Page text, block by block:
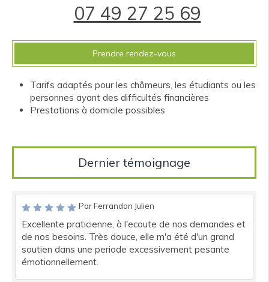
07 49 27 25 69
Prendre rendez-vous
Tarifs adaptés pour les chômeurs, les étudiants ou les
personnes ayant des difficultés financières
Prestations à domicile possibles
Dernier témoignage
Par Ferrandon Julien
Excellente praticienne, à l'ecoute de nos demandes et
de nos besoins. Très douce, elle m'a été d'un grand
soutien dans une periode excessivement pesante
émotionnellement.